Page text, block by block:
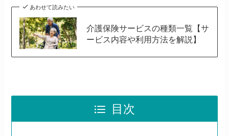
あわせて読みたい
介護保険サービスの種類一覧【サ
ービス内容や利用方法を解説】
目次